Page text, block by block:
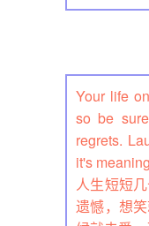
Your life
so be
regrets.
it's
人生短短
遗憾，想